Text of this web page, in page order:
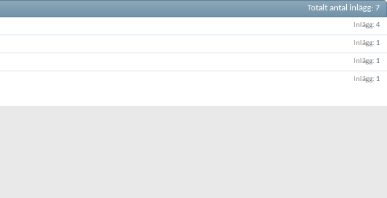
Totalt antal inlägg 7
Inlägg 4
Inlägg 1
Inlägg 1
Inlägg 1